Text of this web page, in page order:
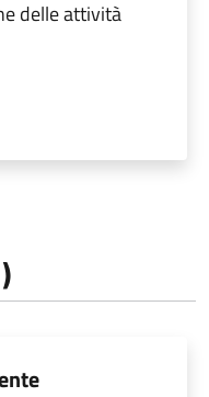
delle attività